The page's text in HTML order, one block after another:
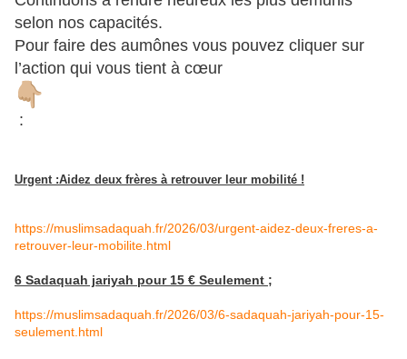
selon nos capacités.
Pour faire des aumônes vous pouvez cliquer sur
l’action qui vous tient à cœur
:
Urgent :Aidez deux frères à retrouver leur mobilité !
https://muslimsadaquah.fr/2026/03/urgent-aidez-deux-freres-a-
retrouver-leur-mobilite.html
6 Sadaquah jariyah pour 15 € Seulement ;
https://muslimsadaquah.fr/2026/03/6-sadaquah-jariyah-pour-15-
seulement.html